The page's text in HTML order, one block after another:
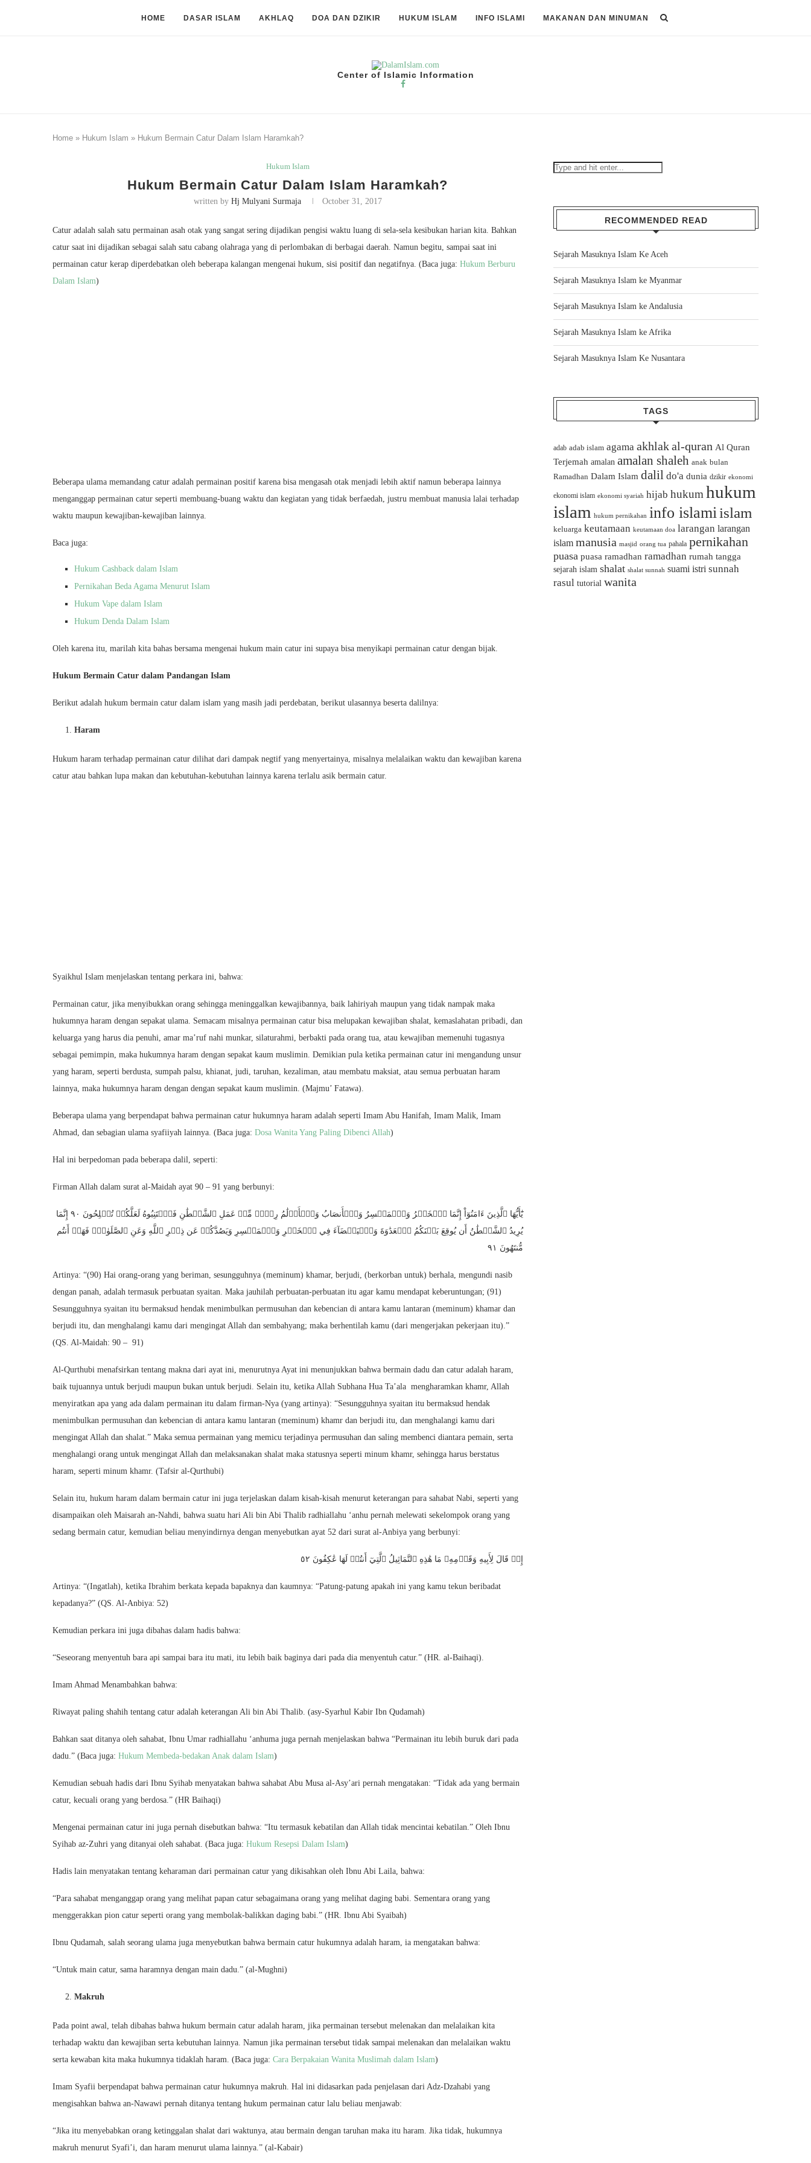
HOME DASAR ISLAM AKHLAQ DOA DAN DZIKIR HUKUM ISLAM INFO ISLAMI MAKANAN DAN MINUMAN
Center of Islamic Information
Home » Hukum Islam » Hukum Bermain Catur Dalam Islam Haramkah?
Hukum Islam
Hukum Bermain Catur Dalam Islam Haramkah?
written by Hj Mulyani Surmaja October 31, 2017
Catur adalah salah satu permainan asah otak yang sangat sering dijadikan pengisi waktu luang di sela-sela kesibukan harian kita. Bahkan
catur saat ini dijadikan sebagai salah satu cabang olahraga yang di perlombakan di berbagai daerah. Namun begitu, sampai saat ini
permainan catur kerap diperdebatkan oleh beberapa kalangan mengenai hukum, sisi positif dan negatifnya. (Baca juga: Hukum Berburu
Dalam Islam)
Beberapa ulama memandang catur adalah permainan positif karena bisa mengasah otak menjadi lebih aktif namun beberapa lainnya
menganggap permainan catur seperti membuang-buang waktu dan kegiatan yang tidak berfaedah, justru membuat manusia lalai terhadap
waktu maupun kewajiban-kewajiban lainnya.
Baca juga:
Hukum Cashback dalam Islam
Pernikahan Beda Agama Menurut Islam
Hukum Vape dalam Islam
Hukum Denda Dalam Islam
Oleh karena itu, marilah kita bahas bersama mengenai hukum main catur ini supaya bisa menyikapi permainan catur dengan bijak.
Hukum Bermain Catur dalam Pandangan Islam
Berikut adalah hukum bermain catur dalam islam yang masih jadi perdebatan, berikut ulasannya beserta dalilnya:
Haram
Hukum haram terhadap permainan catur dilihat dari dampak negtif yang menyertainya, misalnya melalaikan waktu dan kewajiban karena
catur atau bahkan lupa makan dan kebutuhan-kebutuhan lainnya karena terlalu asik bermain catur.
Syaikhul Islam menjelaskan tentang perkara ini, bahwa:
Permainan catur, jika menyibukkan orang sehingga meninggalkan kewajibannya, baik lahiriyah maupun yang tidak nampak maka
hukumnya haram dengan sepakat ulama. Semacam misalnya permainan catur bisa melupakan kewajiban shalat, kemaslahatan pribadi, dan
keluarga yang harus dia penuhi, amar ma’ruf nahi munkar, silaturahmi, berbakti pada orang tua, atau kewajiban memenuhi tugasnya
sebagai pemimpin, maka hukumnya haram dengan sepakat kaum muslimin. Demikian pula ketika permainan catur ini mengandung unsur
yang haram, seperti berdusta, sumpah palsu, khianat, judi, taruhan, kezaliman, atau membatu maksiat, atau semua perbuatan haram
lainnya, maka hukumnya haram dengan dengan sepakat kaum muslimin. (Majmu’ Fatawa).
Beberapa ulama yang berpendapat bahwa permainan catur hukumnya haram adalah seperti Imam Abu Hanifah, Imam Malik, Imam
Ahmad, dan sebagian ulama syafiiyah lainnya. (Baca juga: Dosa Wanita Yang Paling Dibenci Allah)
Hal ini berpedoman pada beberapa dalil, seperti:
Firman Allah dalam surat al-Maidah ayat 90 – 91 yang berbunyi:
يَٰٓأَيُّهَا ٱلَّذِينَ ءَامَنُوٓاْ إِنَّمَا ٱلۡخَمۡرُ وَٱلۡمَيۡسِرُ وَٱلۡأَنصَابُ وَٱلۡأَزۡلَٰمُ رِجۡسٞ مِّنۡ عَمَلِ ٱلشَّيۡطَٰنِ فَٱجۡتَنِبُوهُ لَعَلَّكُمۡ تُفۡلِحُونَ ٩٠ إِنَّمَا
يُرِيدُ ٱلشَّيۡطَٰنُ أَن يُوقِعَ بَيۡنَكُمُ ٱلۡعَدَٰوَةَ وَٱلۡبَغۡضَآءَ فِي ٱلۡخَمۡرِ وَٱلۡمَيۡسِرِ وَيَصُدَّكُمۡ عَن ذِكۡرِ ٱللَّهِ وَعَنِ ٱلصَّلَوٰةِۖ فَهَلۡ أَنتُم
مُّنتَهُونَ ٩١
Artinya: “(90) Hai orang-orang yang beriman, sesungguhnya (meminum) khamar, berjudi, (berkorban untuk) berhala, mengundi nasib
dengan panah, adalah termasuk perbuatan syaitan. Maka jauhilah perbuatan-perbuatan itu agar kamu mendapat keberuntungan; (91)
Sesungguhnya syaitan itu bermaksud hendak menimbulkan permusuhan dan kebencian di antara kamu lantaran (meminum) khamar dan
berjudi itu, dan menghalangi kamu dari mengingat Allah dan sembahyang; maka berhentilah kamu (dari mengerjakan pekerjaan itu).”
(QS. Al-Maidah: 90 – 91)
Al-Qurthubi menafsirkan tentang makna dari ayat ini, menurutnya Ayat ini menunjukkan bahwa bermain dadu dan catur adalah haram,
baik tujuannya untuk berjudi maupun bukan untuk berjudi. Selain itu, ketika Allah Subhana Hua Ta’ala mengharamkan khamr, Allah
menyiratkan apa yang ada dalam permainan itu dalam firman-Nya (yang artinya): “Sesungguhnya syaitan itu bermaksud hendak
menimbulkan permusuhan dan kebencian di antara kamu lantaran (meminum) khamr dan berjudi itu, dan menghalangi kamu dari
mengingat Allah dan shalat.” Maka semua permainan yang memicu terjadinya permusuhan dan saling membenci diantara pemain, serta
menghalangi orang untuk mengingat Allah dan melaksanakan shalat maka statusnya seperti minum khamr, sehingga harus berstatus
haram, seperti minum khamr. (Tafsir al-Qurthubi)
Selain itu, hukum haram dalam bermain catur ini juga terjelaskan dalam kisah-kisah menurut keterangan para sahabat Nabi, seperti yang
disampaikan oleh Maisarah an-Nahdi, bahwa suatu hari Ali bin Abi Thalib radhiallahu ‘anhu pernah melewati sekelompok orang yang
sedang bermain catur, kemudian beliau menyindirnya dengan menyebutkan ayat 52 dari surat al-Anbiya yang berbunyi:
إِذۡ قَالَ لِأَبِيهِ وَقَوۡمِهِۦ مَا هَٰذِهِ ٱلتَّمَاثِيلُ ٱلَّتِيٓ أَنتُمۡ لَهَا عَٰكِفُونَ ٥٢
Artinya: “(Ingatlah), ketika Ibrahim berkata kepada bapaknya dan kaumnya: “Patung-patung apakah ini yang kamu tekun beribadat
kepadanya?” (QS. Al-Anbiya: 52)
Kemudian perkara ini juga dibahas dalam hadis bahwa:
“Seseorang menyentuh bara api sampai bara itu mati, itu lebih baik baginya dari pada dia menyentuh catur.” (HR. al-Baihaqi).
Imam Ahmad Menambahkan bahwa:
Riwayat paling shahih tentang catur adalah keterangan Ali bin Abi Thalib. (asy-Syarhul Kabir Ibn Qudamah)
Bahkan saat ditanya oleh sahabat, Ibnu Umar radhiallahu ‘anhuma juga pernah menjelaskan bahwa “Permainan itu lebih buruk dari pada
dadu.” (Baca juga: Hukum Membeda-bedakan Anak dalam Islam)
Kemudian sebuah hadis dari Ibnu Syihab menyatakan bahwa sahabat Abu Musa al-Asy’ari pernah mengatakan: “Tidak ada yang bermain
catur, kecuali orang yang berdosa.” (HR Baihaqi)
Mengenai permainan catur ini juga pernah disebutkan bahwa: “Itu termasuk kebatilan dan Allah tidak mencintai kebatilan.” Oleh Ibnu
Syihab az-Zuhri yang ditanyai oleh sahabat. (Baca juga: Hukum Resepsi Dalam Islam)
Hadis lain menyatakan tentang keharaman dari permainan catur yang dikisahkan oleh Ibnu Abi Laila, bahwa:
“Para sahabat menganggap orang yang melihat papan catur sebagaimana orang yang melihat daging babi. Sementara orang yang
menggerakkan pion catur seperti orang yang membolak-balikkan daging babi.” (HR. Ibnu Abi Syaibah)
Ibnu Qudamah, salah seorang ulama juga menyebutkan bahwa bermain catur hukumnya adalah haram, ia mengatakan bahwa:
“Untuk main catur, sama haramnya dengan main dadu.” (al-Mughni)
Makruh
Pada point awal, telah dibahas bahwa hukum bermain catur adalah haram, jika permainan tersebut melenakan dan melalaikan kita
terhadap waktu dan kewajiban serta kebutuhan lainnya. Namun jika permainan tersebut tidak sampai melenakan dan melalaikan waktu
serta kewaban kita maka hukumnya tidaklah haram. (Baca juga: Cara Berpakaian Wanita Muslimah dalam Islam)
Imam Syafii berpendapat bahwa permainan catur hukumnya makruh. Hal ini didasarkan pada penjelasan dari Adz-Dzahabi yang
mengisahkan bahwa an-Nawawi pernah ditanya tentang hukum permainan catur lalu beliau menjawab:
“Jika itu menyebabkan orang ketinggalan shalat dari waktunya, atau bermain dengan taruhan maka itu haram. Jika tidak, hukumnya
makruh menurut Syafi’i, dan haram menurut ulama lainnya.” (al-Kabair)
RECOMMENDED READ
Sejarah Masuknya Islam Ke Aceh
Sejarah Masuknya Islam ke Myanmar
Sejarah Masuknya Islam ke Andalusia
Sejarah Masuknya Islam ke Afrika
Sejarah Masuknya Islam Ke Nusantara
TAGS
adab adab islam agama akhlakal-quran Al Quran
Terjemah amalan amalan shaleh anak bulan
Ramadhan Dalam Islam dalil do'a dunia dzikir ekonomi
ekonomi islam ekonomi syariah hijab hukum hukum
islam hukum pernikahan info islamiislam
keluarga keutamaan keutamaan doa larangan larangan
islam manusia masjid orang tua pahala pernikahan
puasa puasa ramadhan ramadhan rumah tangga
sejarah islam shalat shalat sunnah suami istri sunnah
rasul tutorial wanita